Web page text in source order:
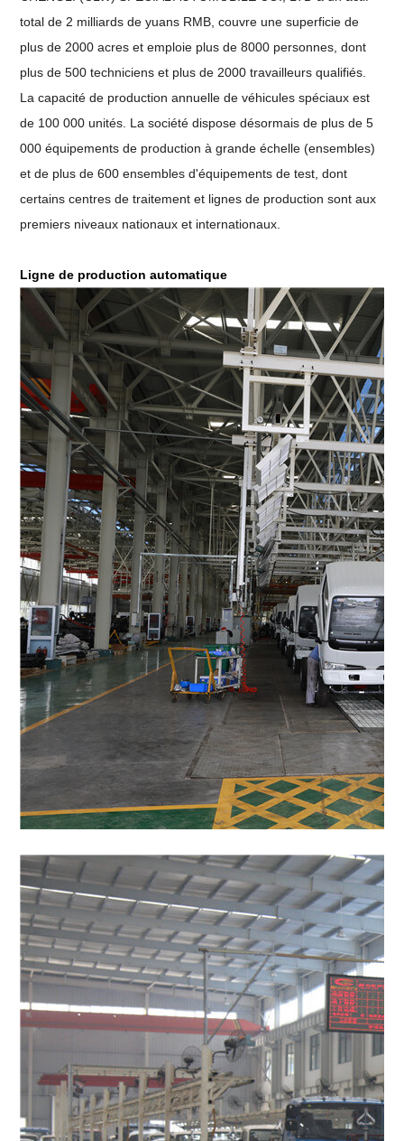
total de 2 milliards de yuans RMB, couvre une superficie de
plus de 2000 acres et emploie plus de 8000 personnes, dont
plus de 500 techniciens et plus de 2000 travailleurs qualifiés.
La capacité de production annuelle de véhicules spéciaux est
de 100 000 unités. La société dispose désormais de plus de 5
000 équipements de production à grande échelle (ensembles)
et de plus de 600 ensembles d'équipements de test, dont
certains centres de traitement et lignes de production sont aux
premiers niveaux nationaux et internationaux.
Ligne de production automatique